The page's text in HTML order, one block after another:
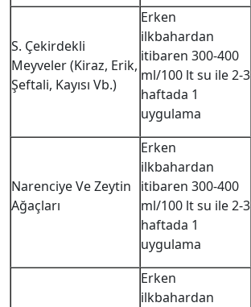
S. Çekirdekli
Meyveler (Kiraz, Erik,
Şeftali, Kayısı Vb.)
Erken
ilkbahardan
itibaren 300-400
ml/100 lt su ile 2-3
haftada 1
uygulama
Narenciye Ve Zeytin
Ağaçları
Erken
ilkbahardan
itibaren 300-400
ml/100 lt su ile 2-3
haftada 1
uygulama
Erken
ilkbahardan